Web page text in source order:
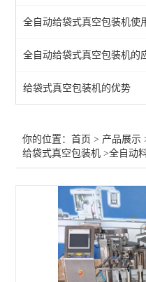
全自动给袋式真空包装机使
全自动给袋式真空包装机的
给袋式真空包装机的优势
你的位置：首页 > 产品展示
给袋式真空包装机 >全自动